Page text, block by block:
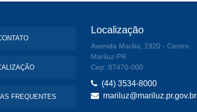
FREQUENTES
Localização
Avenida Marilia, 1920 - Centro
Mariluz-PR
Cep: 87470-000
(44) 3534-8000
mariluz@mariluz.pr.gov.br